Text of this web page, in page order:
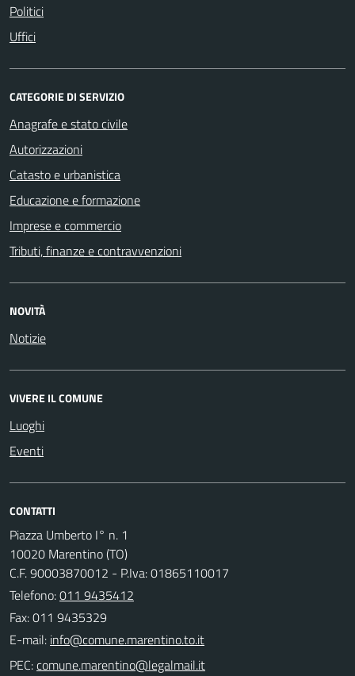
Politici
Uffici
CATEGORIE DI SERVIZIO
Anagrafe e stato civile
Autorizzazioni
Catasto e urbanistica
Educazione e formazione
Imprese e commercio
Tributi, finanze e contravvenzioni
NOVITÀ
Notizie
VIVERE IL COMUNE
Luoghi
Eventi
CONTATTI
Piazza Umberto I° n. 1
10020 Marentino (TO)
C.F. 90003870012 - P.Iva: 01865110017
Telefono:011 9435412
Fax: 011 9435329
E-mail:
PEC: